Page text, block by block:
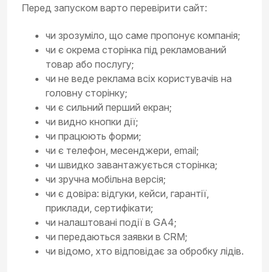
Перед запуском варто перевірити сайт:
чи зрозуміло, що саме пропонує компанія;
чи є окрема сторінка під рекламований
товар або послугу;
чи не веде реклама всіх користувачів на
головну сторінку;
чи є сильний перший екран;
чи видно кнопки дії;
чи працюють форми;
чи є телефон, месенджери, email;
чи швидко завантажується сторінка;
чи зручна мобільна версія;
чи є довіра: відгуки, кейси, гарантії,
приклади, сертифікати;
чи налаштовані події в GA4;
чи передаються заявки в CRM;
чи відомо, хто відповідає за обробку лідів.